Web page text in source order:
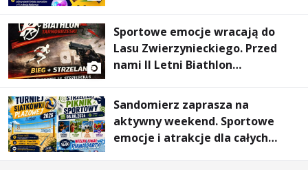
Sportowe emocje wracają do
Lasu Zwierzynieckiego. Przed
nami II Letni Biathlon
Sandomierz zaprasza na
aktywny weekend. Sportowe
emocje i atrakcje dla całych